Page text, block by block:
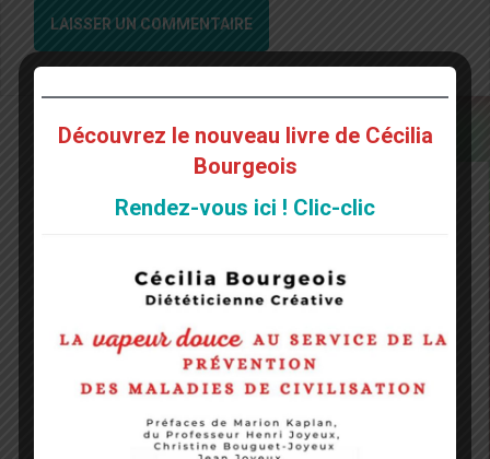
Découvrez le nouveau livre de Cécilia
Bourgeois
Rendez-vous ici ! Clic-clic